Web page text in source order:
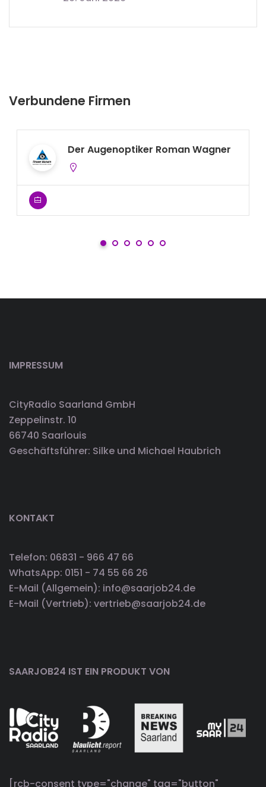
Verbundene Firmen
Der Augenoptiker Roman Wagner
IMPRESSUM
CityRadio Saarland GmbH
Zeppelinstr. 10
66740 Saarlouis
Geschäftsführer: Silke und Michael Haubrich
KONTAKT
Telefon: 06831 - 966 47 66
WhatsApp: 0151 - 74 55 66 26
E-Mail (Allgemein): info@saarjob24.de
E-Mail (Vertrieb): vertrieb@saarjob24.de
SAARJOB24 IST EIN PRODUKT VON
[rcb-consent type="change" tag="button"